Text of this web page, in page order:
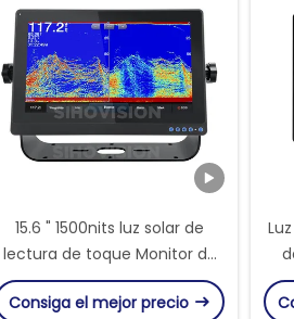
15.6 " 1500nits luz solar de
lectura de toque Monitor de
respaldo Monitor para Garmin
Panoptix
Consiga el mejor precio